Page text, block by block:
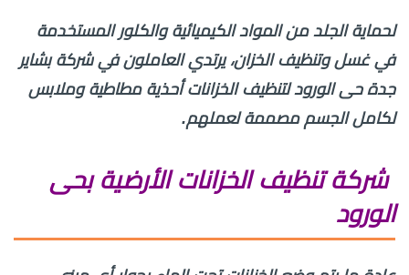
لحماية الجلد من المواد الكيميائية والكلور المستخدمة
في غسل وتنظيف الخزان، يرتدي العاملون في شركة بشاير
جدة حى الورود لتنظيف الخزانات أحذية مطاطية وملابس
لكامل الجسم مصممة لعملهم.
شركة تنظيف الخزانات الأرضية بحى
الورود